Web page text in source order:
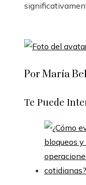
Por María
Te Puede